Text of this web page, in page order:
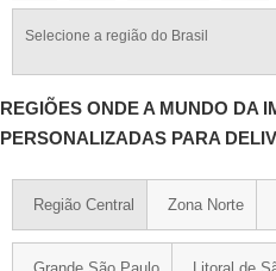
Selecione a região do Brasil
REGIÕES ONDE A MUNDO DA
PERSONALIZADAS PARA
Região Central Zona Norte